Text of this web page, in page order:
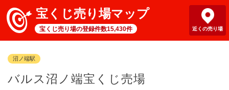
宝くじ売り場マップ
宝くじ売り場の登録件数15,430件 近くの売り場
沼ノ端駅
バルス沼ノ端宝くじ売場